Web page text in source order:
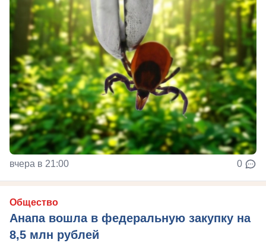
вчера в 21:00 0
Общество
Анапа вошла в федеральную закупку на
8,5 млн рублей